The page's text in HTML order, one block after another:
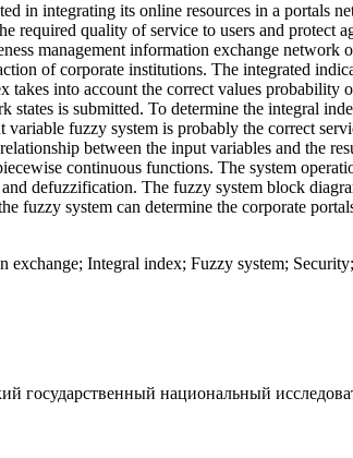
in integrating its online resources in a portals
required quality of service to users and protect
management information exchange network
of corporate institutions. The integrated
into account the correct values probability
is submitted. To determine the integral
fuzzy system is probably the correct
between the input variables and the
continuous functions. The system
defuzzification. The fuzzy system block
fuzzy system can determine the corporate
Integral index; Fuzzy system;
государственный национальный